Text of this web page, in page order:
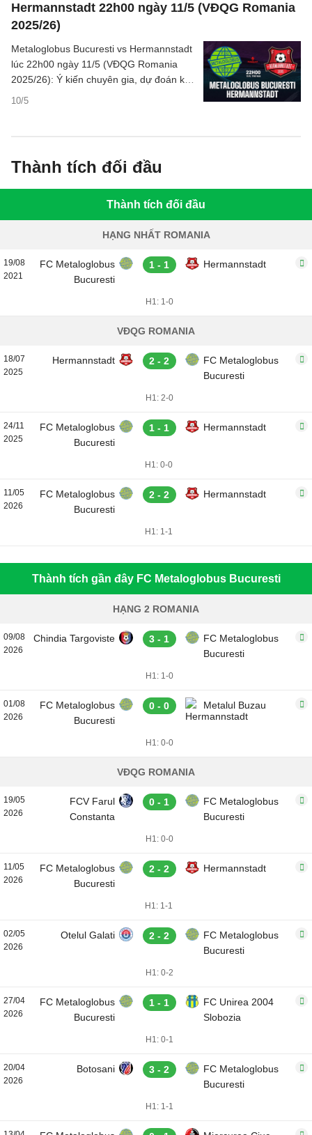
Hermannstadt 22h00 ngày 11/5 (VĐQG Romania
2025/26)
10/5
Metaloglobus Bucuresti vs Hermannstadt
lúc 22h00 ngày 11/5 (VĐQG Romania
2025/26): Ý kiến chuyên gia, dự đoán kết
quả, nhận định - phân tích trận đấu,
Thành tích đối đầu
Thành tích đối đầu
HẠNG NHẤT ROMANIA
19/08
2021
FC Metaloglobus
Bucuresti
1 - 1 Hermannstadt
H1: 1-0
VĐQG ROMANIA
18/07
2025
Hermannstadt 2 - 2
FC Metaloglobus
Bucuresti
H1: 2-0
24/11
2025
FC Metaloglobus
Bucuresti
1 - 1 Hermannstadt
H1: 0-0
11/05
2026
FC Metaloglobus
Bucuresti
2 - 2 Hermannstadt
H1: 1-1
Thành tích gần đây FC Metaloglobus Bucuresti
HẠNG 2 ROMANIA
09/08
2026
Chindia Targoviste 3 - 1
FC Metaloglobus
Bucuresti
H1: 1-0
01/08
2026
FC Metaloglobus
Bucuresti
0 - 0 Metalul Buzau
H1: 0-0
VĐQG ROMANIA
19/05
2026
FCV Farul
Constanta
0 - 1
FC Metaloglobus
Bucuresti
H1: 0-0
11/05
2026
FC Metaloglobus
Bucuresti
2 - 2 Hermannstadt
H1: 1-1
02/05
2026
Otelul Galati 2 - 2
FC Metaloglobus
Bucuresti
H1: 0-2
27/04
2026
FC Metaloglobus
Bucuresti
1 - 1
FC Unirea 2004
Slobozia
H1: 0-1
20/04
2026
Botosani 3 - 2
FC Metaloglobus
Bucuresti
H1: 1-1